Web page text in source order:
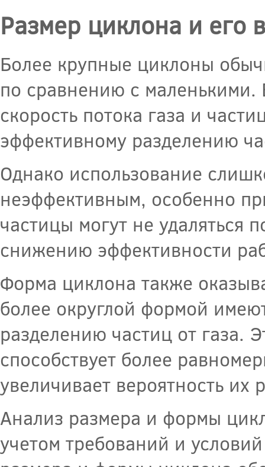
Размер циклона и его
Более крупные циклоны
по сравнению с маленькими.
скорость потока газа и
эффективному разделению
Однако использование
неэффективным, особенно
частицы могут не удаляться
снижению эффективности
Форма циклона также
более округлой формой
разделению частиц от газа.
способствует более
увеличивает вероятность их
Анализ размера и формы
учетом требований и